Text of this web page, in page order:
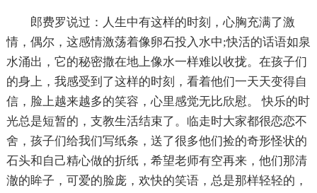
郎费罗说过：人生中有这样的时刻，心胸充满了激
情，偶尔，这感情激荡着像卵石投入水中;快活的话语如泉
水涌出，它的秘密撒在地上像水一样难以收拢。在孩子们
的身上，我感受到了这样的时刻，看着他们一天天变得自
信，脸上越来越多的笑容，心里感觉无比欣慰。 快乐的时
光总是短暂的，支教生活结束了。临走时大家都很恋恋不
舍，孩子们给我们写纸条，送了很多他们捡的奇形怪状的
石头和自己精心做的折纸，希望老师有空再来，他们那清
澈的眸子，可爱的脸庞，欢快的笑语，总是那样轻轻的，